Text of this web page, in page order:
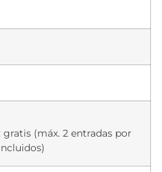
(máx. 2 entradas por